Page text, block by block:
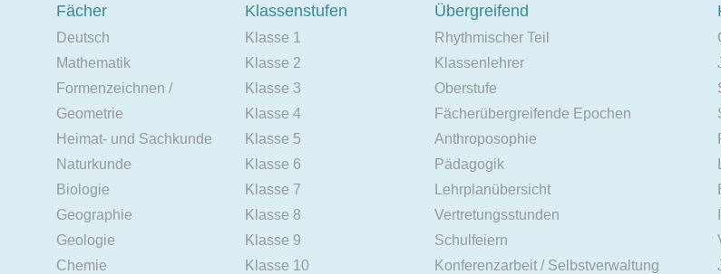
Fächer
Deutsch
Mathematik
Formenzeichnen /
Geometrie
Heimat- und Sachkunde
Naturkunde
Biologie
Geographie
Geologie
Chemie
Klassenstufen
Klasse 1
Klasse 2
Klasse 3
Klasse 4
Klasse 5
Klasse 6
Klasse 7
Klasse 8
Klasse 9
Klasse 10
Übergreifend
Rhythmischer Teil
Klassenlehrer
Oberstufe
Fächerübergreifende Epochen
Anthroposophie
Pädagogik
Lehrplanübersicht
Vertretungsstunden
Schulfeiern
Konferenzarbeit / Selbstverwaltung